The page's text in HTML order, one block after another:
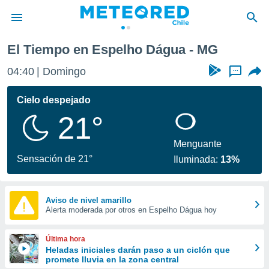
de
por
se
calidad.
a este
las
y
forma
digital
basada
El Tiempo en Espelho Dágua - MG
04:40 Domingo ...
Cielo despejado
21°
Sensación de 21°
Menguante
Iluminada: 13%
Aviso de nivel amarillo
Alerta moderada por otros en Espelho Dágua hoy
Última hora
Heladas iniciales darán paso a un ciclón que
promete lluvia en la zona central